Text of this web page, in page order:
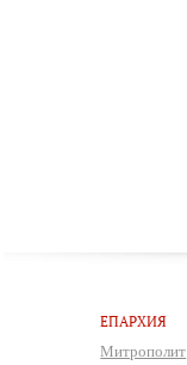
ЕПАРХИЯ
Митрополит